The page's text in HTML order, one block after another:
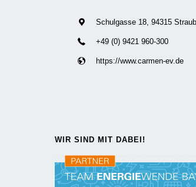
Schulgasse 18, 94315
+49 (0) 9421 960-300
https://www.carmen-ev.de
WIR SIND MIT DABEI!